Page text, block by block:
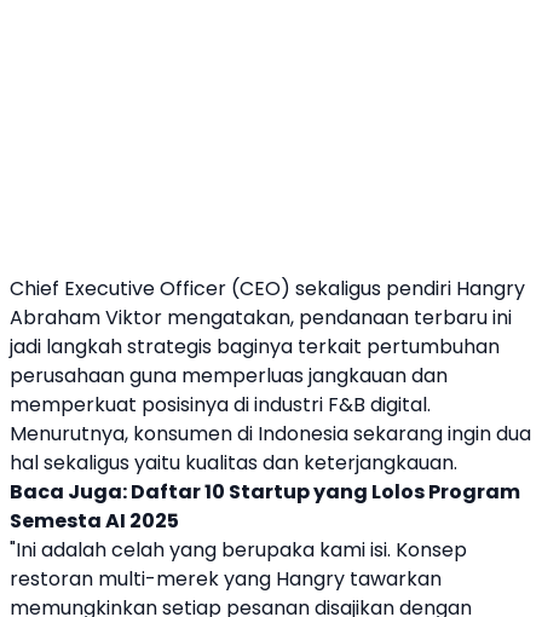
Chief Executive Officer (CEO) sekaligus pendiri Hangry
Abraham Viktor mengatakan, pendanaan terbaru ini
jadi langkah strategis baginya terkait pertumbuhan
perusahaan guna memperluas jangkauan dan
memperkuat posisinya di industri F&B digital.
Menurutnya, konsumen di Indonesia sekarang ingin dua
hal sekaligus yaitu kualitas dan keterjangkauan.
Baca Juga:Daftar 10 Startup yang Lolos Program
Semesta AI 2025
"Ini adalah celah yang berupaka kami isi. Konsep
restoran multi-merek yang Hangry tawarkan
memungkinkan setiap pesanan disajikan dengan